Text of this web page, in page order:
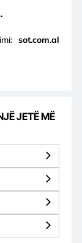
sot.com.al
JETË MË